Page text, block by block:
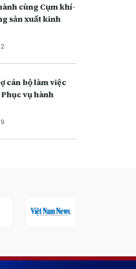
cùng Cụm khí-
sản xuất kinh
cán bộ làm việc
vụ hành